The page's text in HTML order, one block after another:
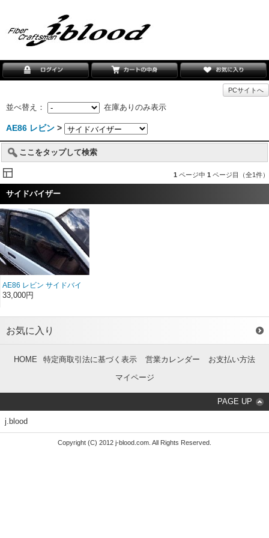
PCサイトへ
並べ替え： 在庫ありのみ表示
AE86 レビン >
ここをタップして検索
1 ページ中 1 ページ目（全1件）
サイドバイザー
AE86 レビン サイドバイ
ザー カーボン（左右セ
33,000円
お気に入り
HOME 特定商取引法に基づく表示 営業カレンダー
お支払い方法
マイページ
PAGE UP
j.blood
Copyright (C) 2012 j-blood.com. All Rights Reserved.